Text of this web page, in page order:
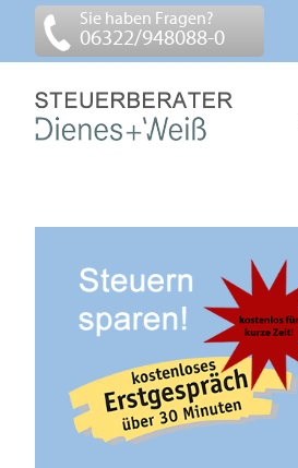
Sie haben Fragen?
06322/948088-0